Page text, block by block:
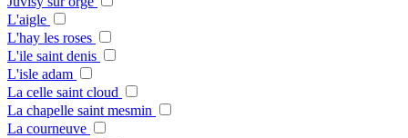
L'aigle
L'hay les roses
L'ile saint denis
L'isle adam
La celle saint cloud
La chapelle saint mesmin
La courneuve